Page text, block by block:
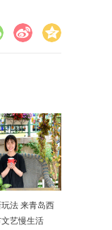
法 来青岛西
艺慢生活